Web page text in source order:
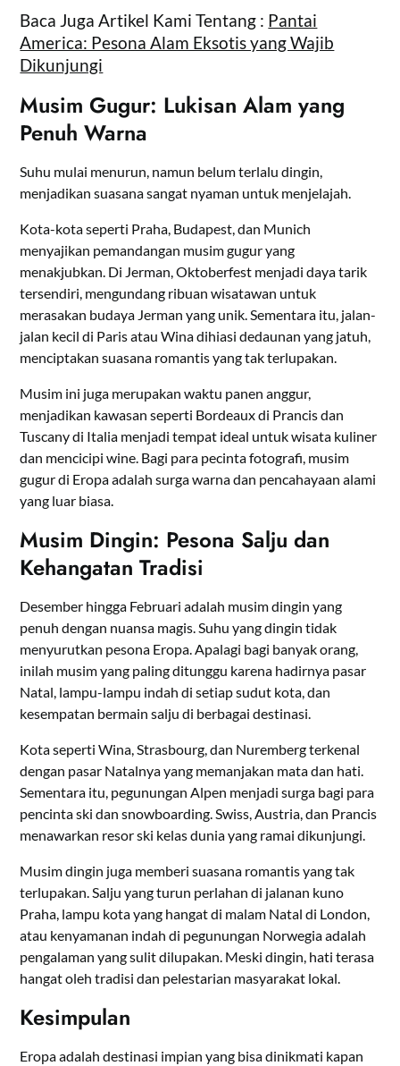
Baca Juga Artikel Kami Tentang : Pantai
America: Pesona Alam Eksotis yang Wajib
Dikunjungi
Musim Gugur: Lukisan Alam yang
Penuh Warna
Suhu mulai menurun, namun belum terlalu dingin,
menjadikan suasana sangat nyaman untuk menjelajah.
Kota-kota seperti Praha, Budapest, dan Munich
menyajikan pemandangan musim gugur yang
menakjubkan. Di Jerman, Oktoberfest menjadi daya tarik
tersendiri, mengundang ribuan wisatawan untuk
merasakan budaya Jerman yang unik. Sementara itu, jalan-
jalan kecil di Paris atau Wina dihiasi dedaunan yang jatuh,
menciptakan suasana romantis yang tak terlupakan.
Musim ini juga merupakan waktu panen anggur,
menjadikan kawasan seperti Bordeaux di Prancis dan
Tuscany di Italia menjadi tempat ideal untuk wisata kuliner
dan mencicipi wine. Bagi para pecinta fotografi, musim
gugur di Eropa adalah surga warna dan pencahayaan alami
yang luar biasa.
Musim Dingin: Pesona Salju dan
Kehangatan Tradisi
Desember hingga Februari adalah musim dingin yang
penuh dengan nuansa magis. Suhu yang dingin tidak
menyurutkan pesona Eropa. Apalagi bagi banyak orang,
inilah musim yang paling ditunggu karena hadirnya pasar
Natal, lampu-lampu indah di setiap sudut kota, dan
kesempatan bermain salju di berbagai destinasi.
Kota seperti Wina, Strasbourg, dan Nuremberg terkenal
dengan pasar Natalnya yang memanjakan mata dan hati.
Sementara itu, pegunungan Alpen menjadi surga bagi para
pencinta ski dan snowboarding. Swiss, Austria, dan Prancis
menawarkan resor ski kelas dunia yang ramai dikunjungi.
Musim dingin juga memberi suasana romantis yang tak
terlupakan. Salju yang turun perlahan di jalanan kuno
Praha, lampu kota yang hangat di malam Natal di London,
atau kenyamanan indah di pegunungan Norwegia adalah
pengalaman yang sulit dilupakan. Meski dingin, hati terasa
hangat oleh tradisi dan pelestarian masyarakat lokal.
Kesimpulan
Eropa adalah destinasi impian yang bisa dinikmati kapan